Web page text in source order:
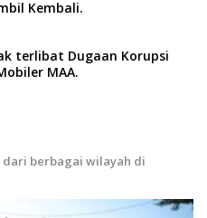
Kembali.
terlibat Dugaan Korupsi
MAA.
berbagai wilayah di